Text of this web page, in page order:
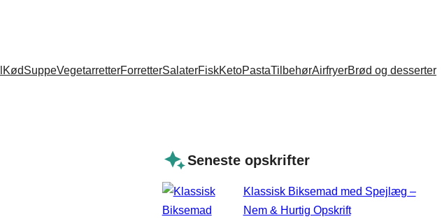
KødSuppeVegetarretterForretterSalaterFiskKetoPastaTilbehørAirfryerBrød og desserter
Seneste opskrifter
Klassisk Biksemad med Spejlæg –
Nem & Hurtig Opskrift